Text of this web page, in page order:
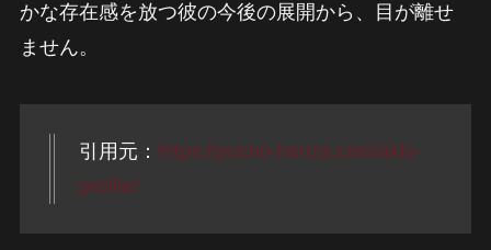
かな存在感を放つ彼の今後の展開から、目が離せ
ません。
引用元： https://pucho-henza.com/aklo-
profile/